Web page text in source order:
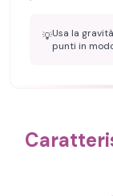
💡Usa la
punti in